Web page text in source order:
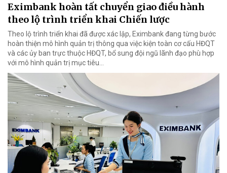
Eximbank hoàn tất chuyển giao điều hành
theo lộ trình triển khai Chiến lược
Theo lộ trình triển khai đã được xác lập, Eximbank đang từng bước
hoàn thiện mô hình quản trị thông qua việc kiện toàn cơ cấu HĐQT
và các ủy ban trực thuộc HĐQT, bổ sung đội ngũ lãnh đạo phù hợp
với mô hình quản trị mục tiêu...